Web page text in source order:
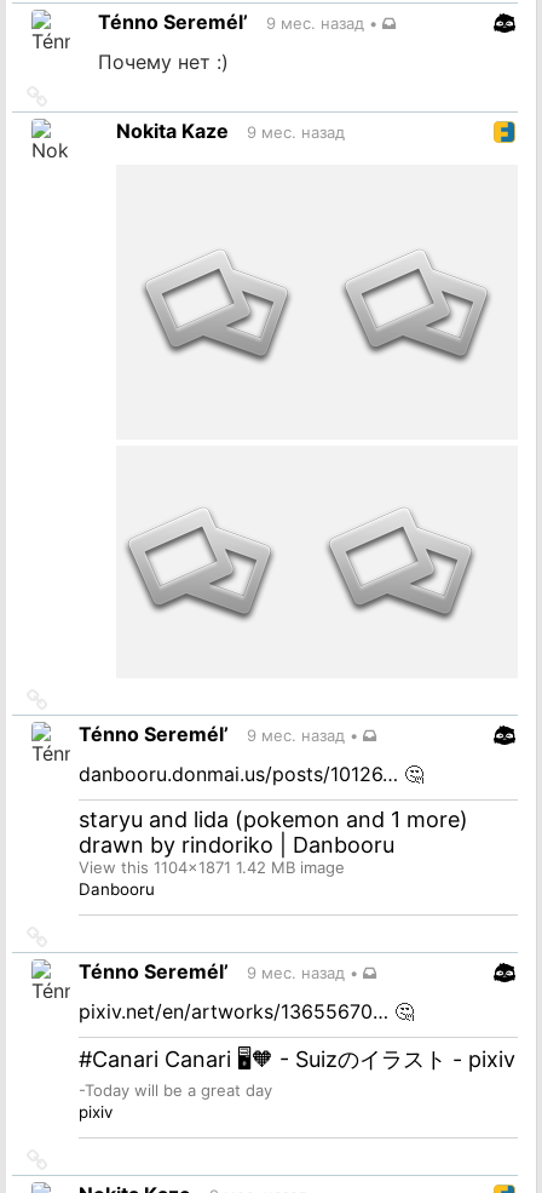
на
источникTénno Seremél’ 9 мес. назад •
Почему нет :)
на
источникNokita Kaze 9 мес. назад
на
источник
Ténno Seremél’ 9 мес. назад •
danbooru.donmai.us/posts/10126… 🤔
staryu and lida (pokemon and 1 more)
drawn by rindoriko | Danbooru
View this 1104x1871 1.42 MB image
Danbooru
на
источник
Ténno Seremél’ 9 мес. назад •
pixiv.net/en/artworks/13655670… 🤔
#Canari Canari 🖥️🧡 - Suizのイラスト - pixiv
-Today will be a great day
pixiv
на